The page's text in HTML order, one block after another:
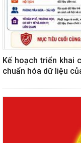
Kế hoạch triển khai
chuẩn hóa dữ liệu